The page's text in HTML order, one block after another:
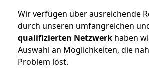
Wir verfügen über ausreichende
durch unseren umfangreichen
qualifizierten Netzwerk haben
Auswahl an Möglichkeiten, die
Problem löst.